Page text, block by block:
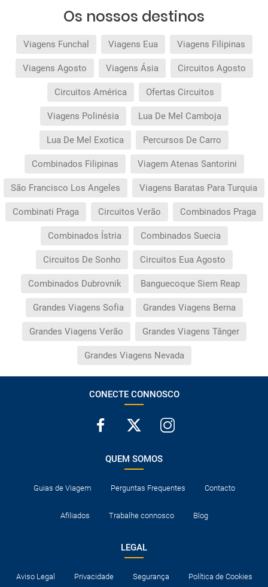
destino; no entanto, caso pretenda reforçar esta
assistência, deverá adicionar outros seguros
antes de confirmar a reserva).
As condições desta campanha aplicam-se
apenas durante o período da sua vigência.
Quaisquer alterações à reserva posteriores ao
promocionais anteriormente mencionadas.
Os nossos destinos
Viagens Funchal Viagens Eua Viagens Filipinas
Viagens Agosto Viagens Ásia Circuitos Agosto
Circuitos América Ofertas Circuitos
Viagens Polinésia Lua De Mel Camboja
Lua De Mel Exotica Percursos De Carro
Combinados Filipinas Viagem Atenas Santorini
São Francisco Los Angeles Viagens Baratas Para Turquia
Combinati Praga Circuitos Verão Combinados Praga
Combinados Ístria Combinados Suecia
Circuitos De Sonho Circuitos Eua Agosto
Combinados Dubrovnik Banguecoque Siem Reap
Grandes Viagens Sofia Grandes Viagens Berna
Grandes Viagens Verão Grandes Viagens Tânger
Grandes Viagens Nevada
CONECTE CONNOSCO
QUEM SOMOS
Guias de Viagem Perguntas Frequentes Contacto
Afiliados Trabalhe connosco Blog
LEGAL
Aviso Legal Privacidade Segurança Política de Cookies